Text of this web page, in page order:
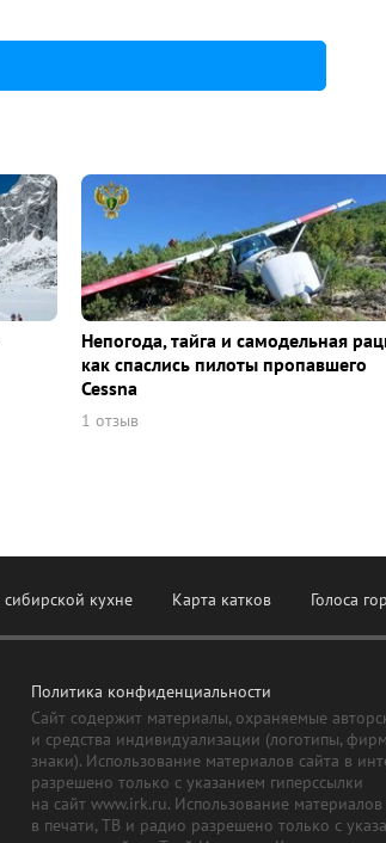
Непогода, тайга и самодельная
как спаслись пилоты пропавшего
Cessna
1 отзыв
сибирской кухне Карта катков Голоса
Политика конфиденциальности
Сайт содержит материалы, охраняемые
и средства индивидуализации (логотипы,
знаки). Использование материалов сайта в
разрешено только с указанием гиперссылки
на сайт www.irk.ru. Использование материалов
в печати, ТВ и радио разрешено только с